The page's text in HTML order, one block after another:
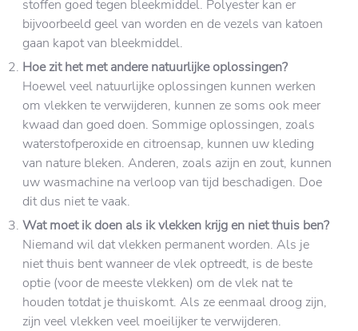
stoffen goed tegen bleekmiddel. Polyester kan er
bijvoorbeeld geel van worden en de vezels van katoen
gaan kapot van bleekmiddel.
Hoe zit het met andere natuurlijke oplossingen?
Hoewel veel natuurlijke oplossingen kunnen werken
om vlekken te verwijderen, kunnen ze soms ook meer
kwaad dan goed doen. Sommige oplossingen, zoals
waterstofperoxide en citroensap, kunnen uw kleding
van nature bleken. Anderen, zoals azijn en zout, kunnen
uw wasmachine na verloop van tijd beschadigen. Doe
dit dus niet te vaak.
Wat moet ik doen als ik vlekken krijg en niet thuis ben?
Niemand wil dat vlekken permanent worden. Als je
niet thuis bent wanneer de vlek optreedt, is de beste
optie (voor de meeste vlekken) om de vlek nat te
houden totdat je thuiskomt. Als ze eenmaal droog zijn,
zijn veel vlekken veel moeilijker te verwijderen.